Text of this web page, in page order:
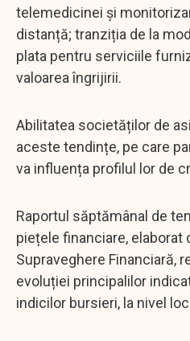
telemedicinei și
distanță; tranziția de la
plata pentru serviciile
valoarea îngrijirii.
Abilitatea societăților de
aceste tendințe, pe care
va influența profilul lor de
Raportul săptămânal de
piețele financiare, elaborat
Supraveghere Financiară,
evoluției principalilor
indicilor bursieri, la nivel